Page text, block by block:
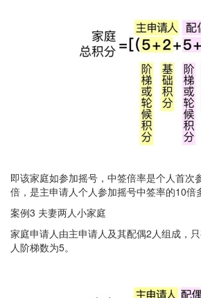
即该家庭如参加摇号，中签倍率是个人首次
倍，是主申请人个人参加摇号中签率的10倍
案例3 夫妻两人小家庭
家庭申请人由主申请人及其配偶2人组成，
人阶梯数为5。